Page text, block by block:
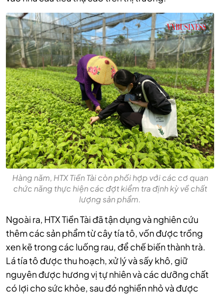
Hàng năm, HTX Tiền Tài còn phối hợp với các cơ quan
chức năng thực hiện các đợt kiểm tra định kỳ về chất
lượng sản phẩm.
Ngoài ra, HTX Tiền Tài đã tận dụng và nghiên cứu
thêm các sản phẩm từ cây tía tô, vốn được trồng
xen kẽ trong các luống rau, để chế biến thành trà.
Lá tía tô được thu hoạch, xử lý và sấy khô, giữ
nguyên được hương vị tự nhiên và các dưỡng chất
có lợi cho sức khỏe, sau đó nghiền nhỏ và được